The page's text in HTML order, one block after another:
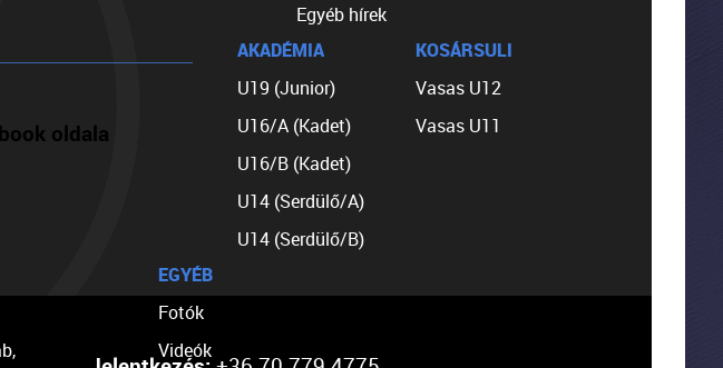
oldala
Egyéb hírek
AKADÉMIA
U19 (Junior)
U16/A (Kadet)
U16/B (Kadet)
U14 (Serdülő/A)
U14 (Serdülő/B)
KOSÁRSULI
Vasas U12
Vasas U11
EGYÉB
Fotók
Videók